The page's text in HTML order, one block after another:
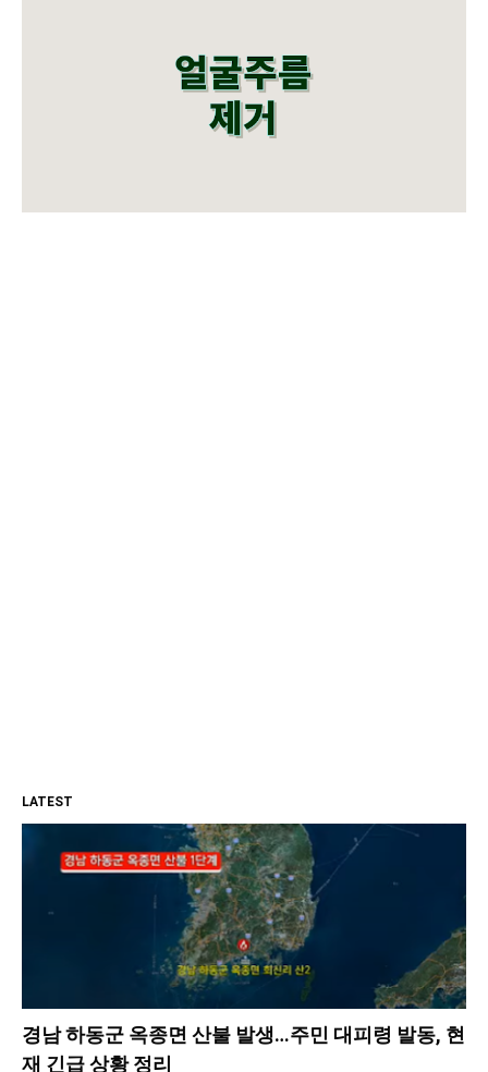
LATEST
경남 하동군 옥종면 산불 발생…주민 대피령 발동, 현
재 긴급 상황 정리